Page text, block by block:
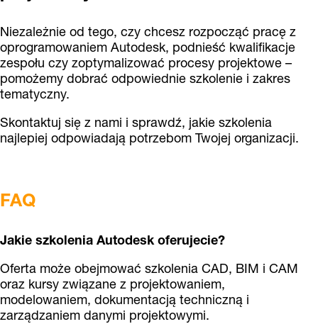
Niezależnie od tego, czy chcesz rozpocząć pracę z
oprogramowaniem Autodesk, podnieść kwalifikacje
zespołu czy zoptymalizować procesy projektowe –
pomożemy dobrać odpowiednie szkolenie i zakres
tematyczny.
Skontaktuj się z nami i sprawdź, jakie szkolenia
najlepiej odpowiadają potrzebom Twojej organizacji.
FAQ
Jakie szkolenia Autodesk oferujecie?
Oferta może obejmować szkolenia CAD, BIM i CAM
oraz kursy związane z projektowaniem,
modelowaniem, dokumentacją techniczną i
zarządzaniem danymi projektowymi.